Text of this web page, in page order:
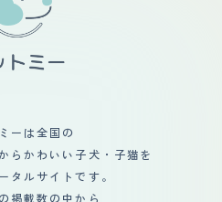
ーは全国の
らかわいい子犬・子猫を
タルサイトです。
掲載数の中から